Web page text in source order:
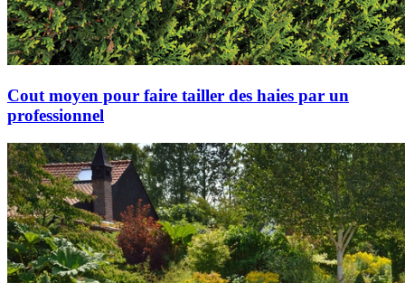
Cout moyen pour faire tailler des haies par un
professionnel